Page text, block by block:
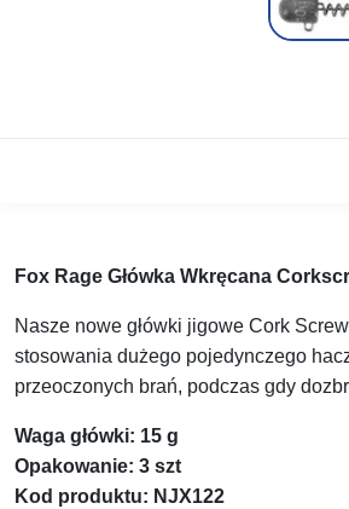
Fox Rage Główka Wkręcana
Nasze nowe główki jigowe Cork
stosowania dużego pojedynczego
przeoczonych brań, podczas gdy
Waga główki: 15 g
Opakowanie: 3 szt
Kod produktu: NJX122